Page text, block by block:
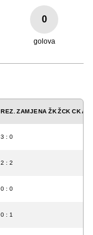
0
golova
REZ. ZAMJENA ŽKŽCK CKA
3 : 0
2 : 2
0 : 0
0 : 1